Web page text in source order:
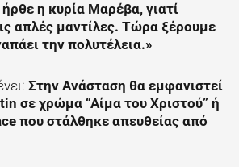
η κυρία Μαρέβα, γιατί
απλές μαντίλες. Τώρα ξέρουμε
την πολυτέλεια.»
Στην Ανάσταση θα εμφανιστεί
σε χρώμα “Αίμα του Χριστού” ή
που στάλθηκε απευθείας από